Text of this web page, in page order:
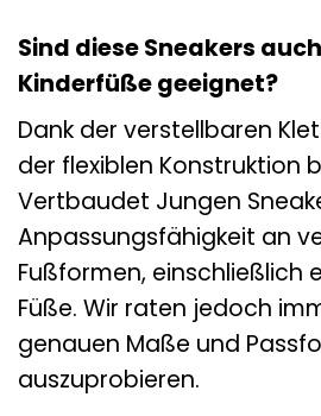
Sind diese Sneakers
Kinderfüße geeignet?
Dank der verstellbaren
der flexiblen Konstruktion
Vertbaudet Jungen
Anpassungsfähigkeit an
Fußformen, einschließlich
Füße. Wir raten jedoch
genauen Maße und
auszuprobieren.